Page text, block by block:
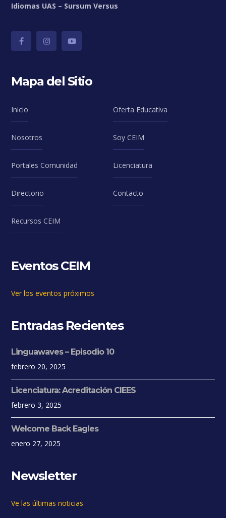
Idiomas UAS – Sursum Versus
Mapa del Sitio
Inicio Oferta Educativa
Nosotros Soy CEIM
Portales Comunidad Licenciatura
Directorio Contacto
Recursos CEIM
Eventos CEIM
Ver los eventos próximos
Entradas Recientes
Linguawaves – Episodio 10
febrero 20, 2025
Licenciatura: Acreditación CIEES
febrero 3, 2025
Welcome Back Eagles
enero 27, 2025
Newsletter
Ve las últimas noticias